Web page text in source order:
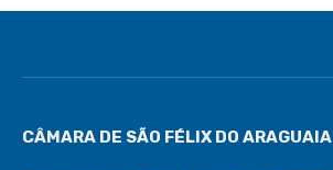
CÂMARA DE SÃO FÉLIX DO ARAGUAIA